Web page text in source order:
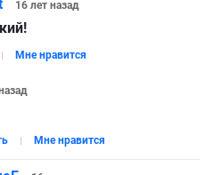
16 лет назад
Мне нравится
Мне нравится